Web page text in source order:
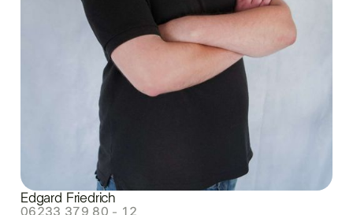
Edgard Friedrich
06233 379 80 - 12